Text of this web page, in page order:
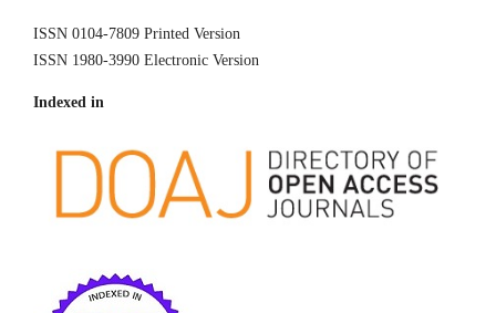
ISSN 0104-7809 Printed Version
ISSN 1980-3990 Electronic Version
Indexed in